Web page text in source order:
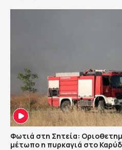
Φωτιά στη Σητεία:
μέτωπο η πυρκαγιά στο